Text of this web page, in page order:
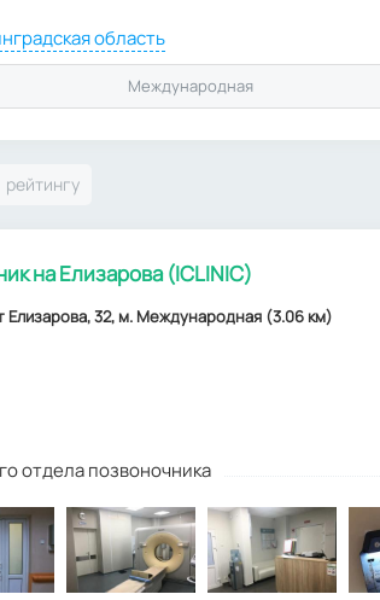
Международная
на Елизарова (ICLINIC)
Елизарова, 32, м. Международная (3.06 км)
отдела позвоночника